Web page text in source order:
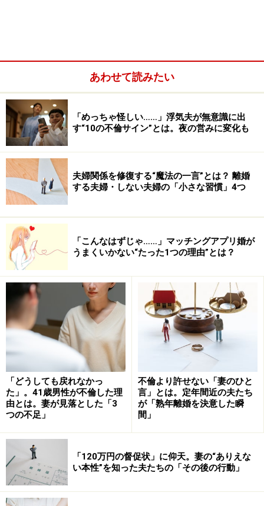
家庭を支配する「テイカー」、搾取される
「ギバー」
例えばビジネスでは対等な関係の中で人と人とがお互い
に与え、受け取る「ギブ＆テイク」がルールです。
しかし家庭の中のいびつな上下関係に基づく間柄では、
自分の利益優先で一方的に奪い取る「テイカー」が、自
己犠牲を払って相手に与え続ける「ギバー」を搾取し続
けるようなことも起こります。
そしてその搾取を続けるために相手を支配する方法の一
つが一般的に周知された「モラハラ」です。はた目には
愛想がよく社会的な地位もあり、頼れる夫（妻）に見え
ていた人が、実はとんでもないモラハラモンスターだっ
たなんてことも、筆者が主宰する夫婦仲相談所では、よ
く聞きます。
新たな支配方法「ガスライティング」と
は？
「ガスライティング」の語源は『ガス灯』？
あわせて読みたい
「めっちゃ怪しい……」浮気夫が無意識に出
す“10の不倫サイン”とは。夜の営みに変化も
夫婦関係を修復する“魔法の一言”とは？ 離婚
する夫婦・しない夫婦の「小さな習慣」4つ
「こんなはずじゃ……」マッチングアプリ婚が
うまくいかない“たった1つの理由”とは？
「どうしても戻れなかっ
た」。41歳男性が不倫した理
由とは。妻が見落とした「3
つの不足」
不倫より許せない「妻のひと
言」とは。定年間近の夫たち
が「熟年離婚を決意した瞬
間」
「120万円の督促状」に仰天。妻の“ありえな
い本性”を知った夫たちの「その後の行動」